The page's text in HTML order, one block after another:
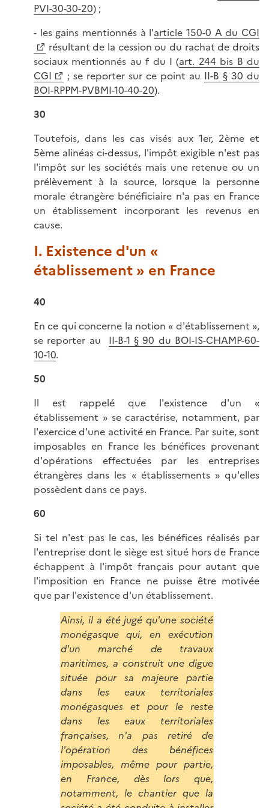
PVI-30-30-20) ;
- les gains mentionnés à l'article 150-0 A du CGI
résultant de la cession ou du rachat de droits
sociaux mentionnés au f du I (art. 244 bis B du
CGI
; se reporter sur ce point au II-B § 30 du
BOI-RPPM-PVBMI-10-40-20).
30
Toutefois, dans les cas visés aux 1er, 2ème et
5ème alinéas ci-dessus, l'impôt exigible n'est pas
l'impôt sur les sociétés mais une retenue ou un
prélèvement à la source, lorsque la personne
morale étrangère bénéficiaire n'a pas en France
un établissement incorporant les revenus en
cause.
I. Existence d'un «
établissement » en France
40
En ce qui concerne la notion « d'établissement »,
se reporter au II-B-1 § 90 du BOI-IS-CHAMP-60-
10-10.
50
Il est rappelé que l'existence d'un «
établissement » se caractérise, notamment, par
l'exercice d'une activité en France. Par suite, sont
imposables en France les bénéfices provenant
d'opérations effectuées par les entreprises
étrangères dans les « établissements » qu'elles
possèdent dans ce pays.
60
Si tel n'est pas le cas, les bénéfices réalisés par
l'entreprise dont le siège est situé hors de France
échappent à l'impôt français pour autant que
l'imposition en France ne puisse être motivée
que par l'existence d'un établissement.
Ainsi, il a été jugé qu'une société
monégasque qui, en exécution
d'un marché de travaux
maritimes, a construit une digue
située pour sa majeure partie
dans les eaux territoriales
monégasques et pour le reste
dans les eaux territoriales
françaises, n'a pas retiré de
l'opération des bénéfices
imposables, même pour partie,
en France, dès lors que,
notamment, le chantier que la